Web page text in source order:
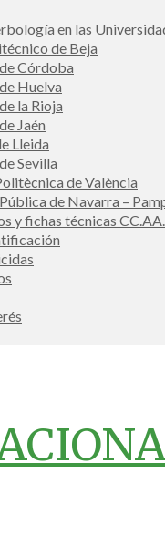
en las
de Beja
Córdoba
Huelva
la Rioja
Jaén
Lleida
Sevilla
de València
de Navarra –
y fichas técnicas CC.AA.